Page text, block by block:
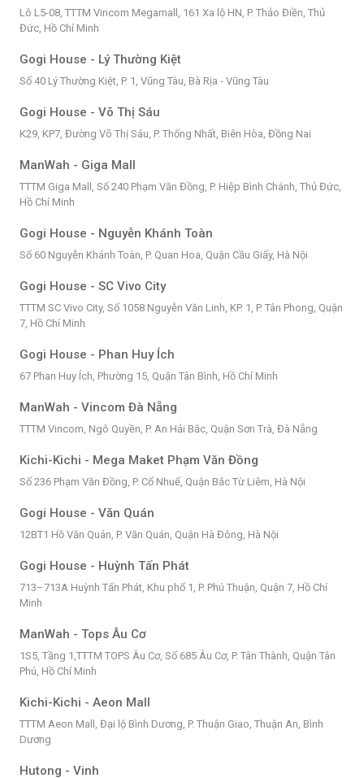
Lô L5-08, TTTM Vincom Megamall, 161 Xa lộ HN, P. Thảo Điền, Thủ
Đức, Hồ Chí Minh
Gogi House - Lý Thường Kiệt
Số 40 Lý Thường Kiệt, P. 1, Vũng Tàu, Bà Rịa - Vũng Tàu
Gogi House - Võ Thị Sáu
K29, KP7, Đường Võ Thị Sáu, P. Thống Nhất, Biên Hòa, Đồng Nai
ManWah - Giga Mall
TTTM Giga Mall, Số 240 Phạm Văn Đồng, P. Hiệp Bình Chánh, Thủ Đức,
Hồ Chí Minh
Gogi House - Nguyễn Khánh Toàn
Số 60 Nguyễn Khánh Toàn, P. Quan Hoa, Quận Cầu Giấy, Hà Nội
Gogi House - SC Vivo City
TTTM SC Vivo City, Số 1058 Nguyễn Văn Linh, KP. 1, P. Tân Phong, Quận
7, Hồ Chí Minh
Gogi House - Phan Huy Ích
67 Phan Huy Ích, Phường 15, Quận Tân Bình, Hồ Chí Minh
ManWah - Vincom Đà Nẵng
TTTM Vincom, Ngô Quyền, P. An Hải Bắc, Quận Sơn Trà, Đà Nẵng
Kichi-Kichi - Mega Maket Phạm Văn Đồng
Số 236 Phạm Văn Đồng, P. Cổ Nhuế, Quận Bắc Từ Liêm, Hà Nội
Gogi House - Văn Quán
12BT1 Hồ Văn Quán, P. Văn Quán, Quận Hà Đông, Hà Nội
Gogi House - Huỳnh Tấn Phát
713–713A Huỳnh Tấn Phát, Khu phố 1, P. Phú Thuận, Quận 7, Hồ Chí
Minh
ManWah - Tops Âu Cơ
1S5, Tầng 1,TTTM TOPS Âu Cơ, Số 685 Âu Cơ, P. Tân Thành, Quận Tân
Phú, Hồ Chí Minh
Kichi-Kichi - Aeon Mall
TTTM Aeon Mall, Đại lộ Bình Dương, P. Thuận Giao, Thuận An, Bình
Dương
Hutong - Vinh